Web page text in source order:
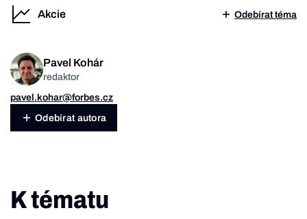
Akcie Odebírat téma
Pavel Kohár
redaktor
pavel.kohar@forbes.cz
Odebírat autora
K tématu